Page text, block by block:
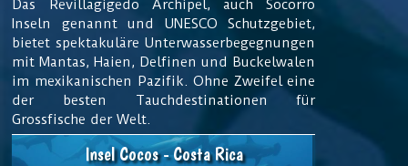
Das Revillagigedo Archipel, auch Socorro
Inseln genannt und UNESCO Schutzgebiet,
bietet spektakuläre Unterwasserbegegnungen
mit Mantas, Haien, Delfinen und Buckelwalen
im mexikanischen Pazifik. Ohne Zweifel eine
der besten Tauchdestinationen für
Grossfische der Welt.
Insel Cocos - Costa Rica